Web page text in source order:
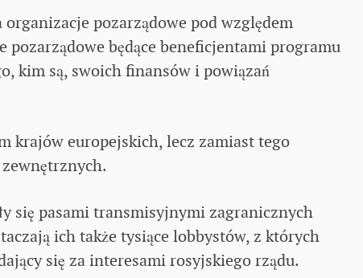
pozarządowe pod względem
będące beneficjentami programu
kim są, swoich finansów i powiązań
krajów europejskich, lecz zamiast tego
się pasami transmisyjnymi zagranicznych
ich także tysiące lobbystów, z których
się za interesami rosyjskiego rządu.